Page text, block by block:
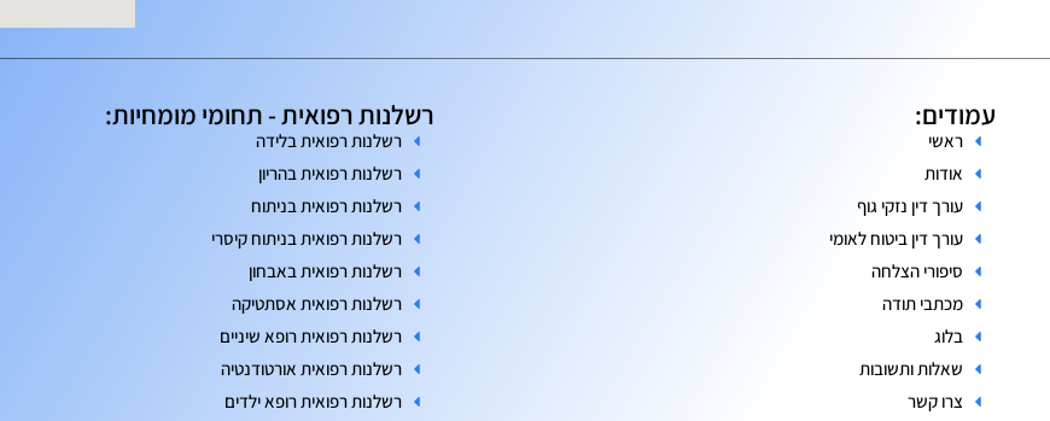
עמודים:
ראשי
אודות
עורך דין נזקי גוף
עורך דין ביטוח לאומי
סיפורי הצלחה
מכתבי תודה
בלוג
שאלות ותשובות
צרו קשר
רשלנות רפואית - תחומי מומחיות:
רשלנות רפואית בלידה
רשלנות רפואית בהריון
רשלנות רפואית בניתוח
רשלנות רפואית בניתוח קיסרי
רשלנות רפואית באבחון
רשלנות רפואית אסתטיקה
רשלנות רפואית רופא שיניים
רשלנות רפואית אורטודנטיה
רשלנות רפואית רופא ילדים